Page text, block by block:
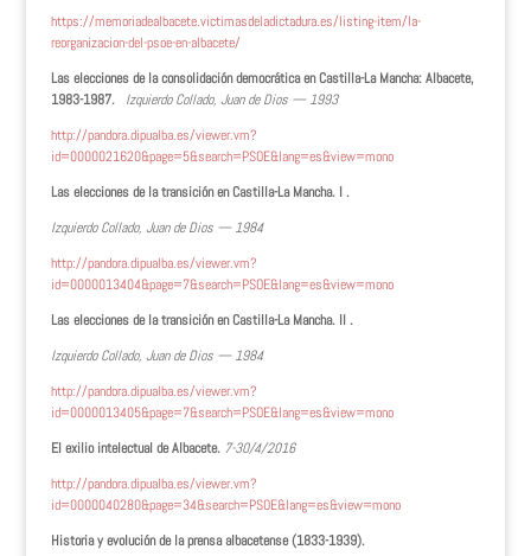
https://memoriadealbacete.victimasdeladictadura.es/listing-item/la-
reorganizacion-del-psoe-en-albacete/
Las elecciones de la consolidación democrática en Castilla-La Mancha: Albacete,
1983-1987. Izquierdo Collado, Juan de Dios — 1993
http://pandora.dipualba.es/viewer.vm?
id=0000021620&page=5&search=PSOE&lang=es&view=mono
Las elecciones de la transición en Castilla-La Mancha. I .
Izquierdo Collado, Juan de Dios — 1984
http://pandora.dipualba.es/viewer.vm?
id=0000013404&page=7&search=PSOE&lang=es&view=mono
Las elecciones de la transición en Castilla-La Mancha. II .
Izquierdo Collado, Juan de Dios — 1984
http://pandora.dipualba.es/viewer.vm?
id=0000013405&page=7&search=PSOE&lang=es&view=mono
El exilio intelectual de Albacete. 7-30/4/2016
http://pandora.dipualba.es/viewer.vm?
id=0000040280&page=34&search=PSOE&lang=es&view=mono
Historia y evolución de la prensa albacetense (1833-1939).